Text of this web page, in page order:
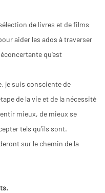
de livres et de films
aider les ados à traverser
qu'est
je suis consciente de
de la vie et de la nécessité
mieux, de mieux se
tels qu'ils sont.
sur le chemin de la